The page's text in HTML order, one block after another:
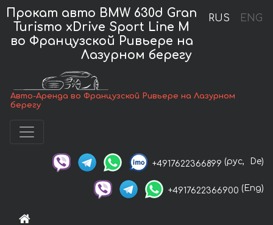
RUS ENG
Прокат авто BMW 630d Gran
Turismo xDrive Sport Line М
во Французской Ривьере на
Лазурном берегу
Авто-Аренда во Французской Ривьере на Лазурном
берегу
+4917622366899 (рус, De)
+4917622366900 (Eng)